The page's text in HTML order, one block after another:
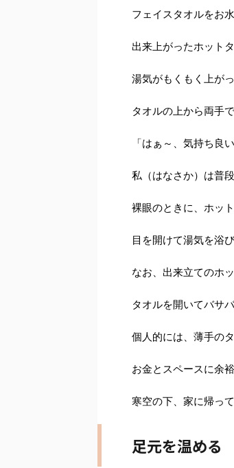
フェイスタオルをお
出来上がったホット
湯気がもくもく上が
タオルの上から両手
「はぁ～、気持ち良
私（はなさか）は普
裸眼のときに、ホッ
目を開けて湯気を浴
なお、出来立てのホ
タオルを開いてバサ
個人的には、薄手の
お金とスペースに余
寒空の下、家に帰っ
足元を温める